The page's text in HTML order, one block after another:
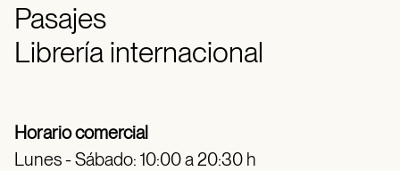
Pasajes
Librería internacional
Horario comercial
Lunes - Sábado: 10:00 a 20:30 h